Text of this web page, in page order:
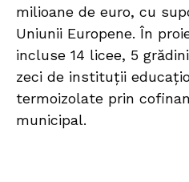
milioane de euro, cu
Uniunii Europene. În
incluse 14 licee, 5
zeci de instituții
termoizolate prin
municipal.